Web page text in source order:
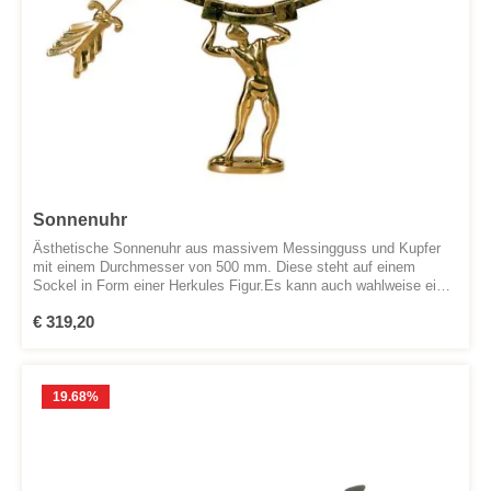
Sonnenuhr
Ästhetische Sonnenuhr aus massivem Messingguss und Kupfer
mit einem Durchmesser von 500 mm. Diese steht auf einem
Sockel in Form einer Herkules Figur.Es kann auch wahlweise ein
Regulärer Preis:
€ 319,20
19.68%